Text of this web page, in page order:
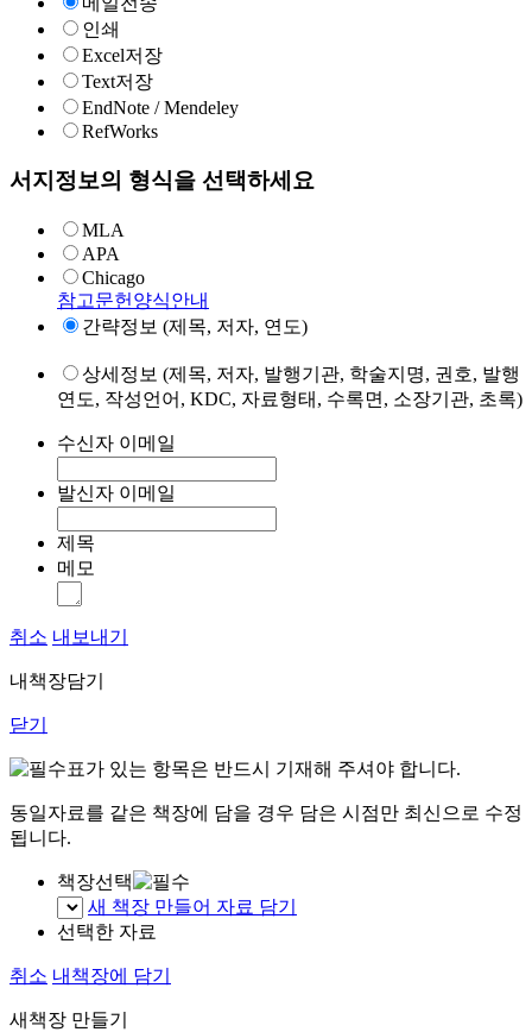
인쇄
Excel저장
Text저장
EndNote / Mendeley
RefWorks
서지정보의 형식을 선택하세요
MLA
APA
Chicago
참고문헌양식안내
간략정보 (제목, 저자, 연도)
상세정보 (제목, 저자, 발행기관, 학술지명, 권호, 발행
연도, 작성언어, KDC, 자료형태, 수록면, 소장기관, 초록)
수신자 이메일
발신자 이메일
제목
메모
취소 내보내기
내책장담기
닫기
표가 있는 항목은 반드시 기재해 주셔야 합니다.
동일자료를 같은 책장에 담을 경우 담은 시점만 최신으로 수정
됩니다.
책장선택
새 책장 만들어 자료 담기
선택한 자료
취소 내책장에 담기
새책장 만들기